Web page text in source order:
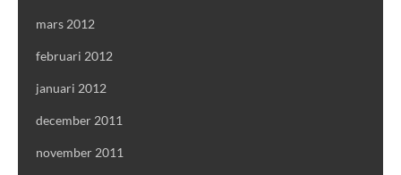
mars 2012
februari 2012
januari 2012
december 2011
november 2011